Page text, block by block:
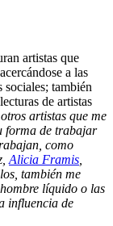
artistas que
a las
también
de artistas
artistas que me
forma de trabajar
como
Alicia Framis
también me
líquido o las
influencia de